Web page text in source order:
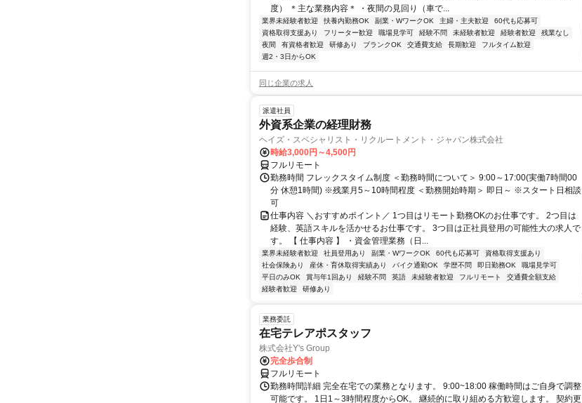
度） ＊主な業務内容＊ ・夜間の見回り（車で...
業界未経験者歓迎 扶養内勤務OK 副業・WワークOK 主婦・主夫歓迎
60代も応募可
資格取得支援あり
フリーター歓迎 職場見学可 経験不問 未経験者歓迎 経験者歓迎
残業なし
夜間
有資格者歓迎 研修あり ブランクOK 交通費支給 長期歓迎
フルタイム歓迎
週2・3日からOK
同じ企業の求人
派遣社員
外資系企業の経理財務
ヘイズ・スペシャリスト・リクルートメント・ジャパン株式会社
時給3,000円～4,500円
フルリモート
勤務時間 フレックスタイム制度 ＜勤務時間について＞ 9:00～17:00(実働7時間00
分 休憩1時間) ※残業月5～10時間程度 ＜勤務開始時期＞ 即日～ ※スタート日相談
可
仕事内容 ＼おすすめポイント／ 1つ目はリモート勤務OKのお仕事です。 2つ目は
経験、英語スキルを活かせるお仕事です。 3つ目は正社員登用の可能性大の求人で
す。 【 仕事内容 】 ・資金管理業務（日...
業界未経験者歓迎 社員登用あり 副業・WワークOK 60代も応募可
資格取得支援あり
社会保険あり
産休・育休取得実績あり バイク通勤OK 学歴不問 即日勤務OK
職場見学可
平日のみOK
賞与年1回あり 経験不問 英語 未経験者歓迎 フルリモート
交通費全額支給
経験者歓迎
研修あり
業務委託
在宅テレアポスタッフ
株式会社Y's Group
完全歩合制
フルリモート
勤務時間詳細 完全在宅での業務となります。 9:00~18:00 稼働時間はご自身で調整
可能です。 1日1～3時間程度からOK。 継続的に取り組める方歓迎します。 契約更